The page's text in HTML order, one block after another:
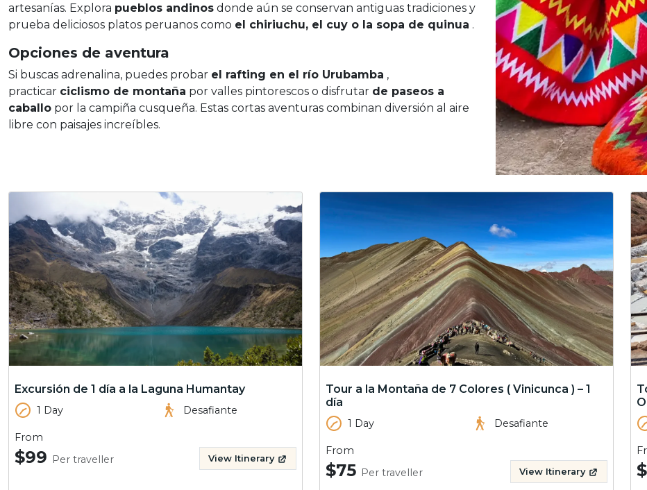
artesanías. Explora pueblos andinos donde aún se conservan antiguas tradiciones y
prueba deliciosos platos peruanos como el chiriuchu, el cuy o la sopa de quinua .
Opciones de aventura
Si buscas adrenalina, puedes probar el rafting en el río Urubamba ,
practicar ciclismo de montaña por valles pintorescos o disfrutar de paseos a
caballo por la campiña cusqueña. Estas cortas aventuras combinan diversión al aire
libre con paisajes increíbles.
Excursión de 1 día a la Laguna Humantay
1 Day Desafiante
From
$99 Per traveller View Itinerary
Tour a la Montaña de 7 Colores ( Vinicunca ) – 1
día
1 Day Desafiante
From
$75 Per traveller View Itinerary